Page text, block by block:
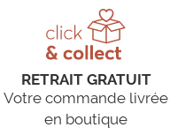
RETRAIT GRATUIT
Votre commande livrée
en boutique